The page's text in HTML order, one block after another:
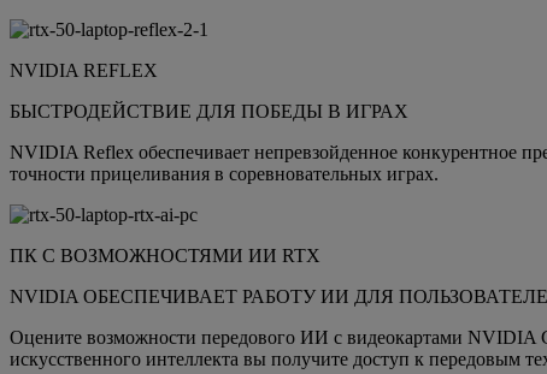
NVIDIA REFLEX
БЫСТРОДЕЙСТВИЕ ДЛЯ ПОБЕДЫ В ИГРАХ
NVIDIA Reflex обеспечивает непревзойденное конкурентное
точности прицеливания в соревновательных играх.
ПК С ВОЗМОЖНОСТЯМИ ИИ RTX
NVIDIA ОБЕСПЕЧИВАЕТ РАБОТУ ИИ ДЛЯ
Оцените возможности передового ИИ с видеокартами NVIDIA
искусственного интеллекта вы получите доступ к